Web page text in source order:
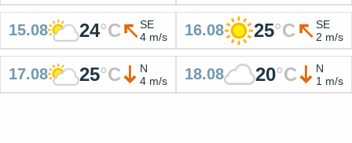
15.08 24°C
SE
4 m/s
16.08 25°C
SE
2 m/s
17.08 25°C
N
4 m/s
18.08 20°C
N
1 m/s